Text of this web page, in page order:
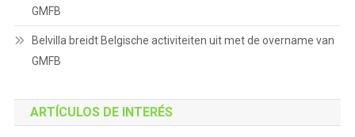
GMFB
Belvilla breidt Belgische activiteiten uit met de overname van
GMFB
ARTÍCULOS DE INTERÉS